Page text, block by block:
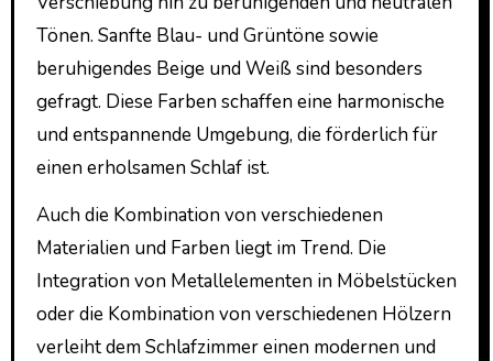
Tönen. Sanfte Blau- und Grüntöne sowie
beruhigendes Beige und Weiß sind besonders
gefragt. Diese Farben schaffen eine harmonische
und entspannende Umgebung, die förderlich für
einen erholsamen Schlaf ist.
Auch die Kombination von verschiedenen
Materialien und Farben liegt im Trend. Die
Integration von Metallelementen in Möbelstücken
oder die Kombination von verschiedenen Hölzern
verleiht dem Schlafzimmer einen modernen und